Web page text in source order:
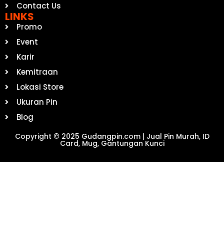
Contact Us
LINKS
Promo
Event
Karir
Kemitraan
Lokasi Store
Ukuran Pin
Blog
Copyright © 2025 Gudangpin.com | Jual Pin Murah, ID
Card, Mug, Gantungan Kunci